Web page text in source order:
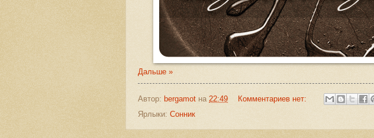
Дальше »
Автор: bergamot на 22:49
Комментариев нет:
Ярлыки: Сонник